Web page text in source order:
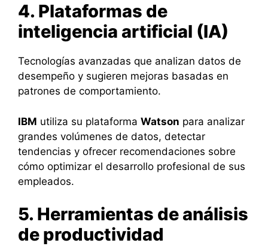
4. Plataformas de
inteligencia artificial (IA)
Tecnologías avanzadas que analizan datos de
desempeño y sugieren mejoras basadas en
patrones de comportamiento.
IBM utiliza su plataforma Watson para analizar
grandes volúmenes de datos, detectar
tendencias y ofrecer recomendaciones sobre
cómo optimizar el desarrollo profesional de sus
empleados.
5. Herramientas de análisis
de productividad